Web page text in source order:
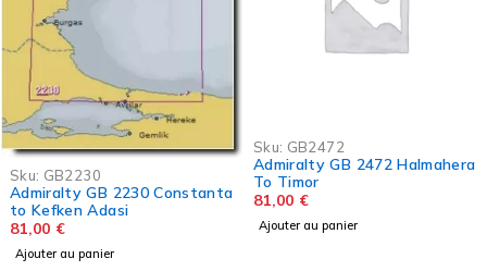
Sku: GB2230
Admiralty GB 2230 Constanta
to Kefken Adasi
81,00 €
Ajouter au panier
Sku: GB2472
Admiralty GB 2472 Halmahera
To Timor
81,00 €
Ajouter au panier